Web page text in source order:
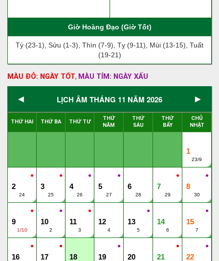
Giờ Hoàng Đạo (Giờ Tốt)
Tý (23-1), Sửu (1-3), Thìn (7-9), Tỵ (9-11), Mùi (13-15), Tuất
(19-21)
MÀU ĐỎ: NGÀY TỐT, MÀU TÍM: NGÀY XẤU
◄ LỊCH ÂM THÁNG 11 NĂM 2026 ►
THỨ HAI THỨ BA THỨ TƯ
THỨ
NĂM
THỨ
SÁU
THỨ
BẨY
CHỦ
NHẬT
1
23/9
●
2
24
●
3
25
●
4
26
●
5
27
6
28
●
7
29
●
8
30
●
9
1/10
●
10
2
●
11
3
12
4
●
13
5
14
6
●
15
7
●
16
●
17 18
●
19 20
●
21
●
22